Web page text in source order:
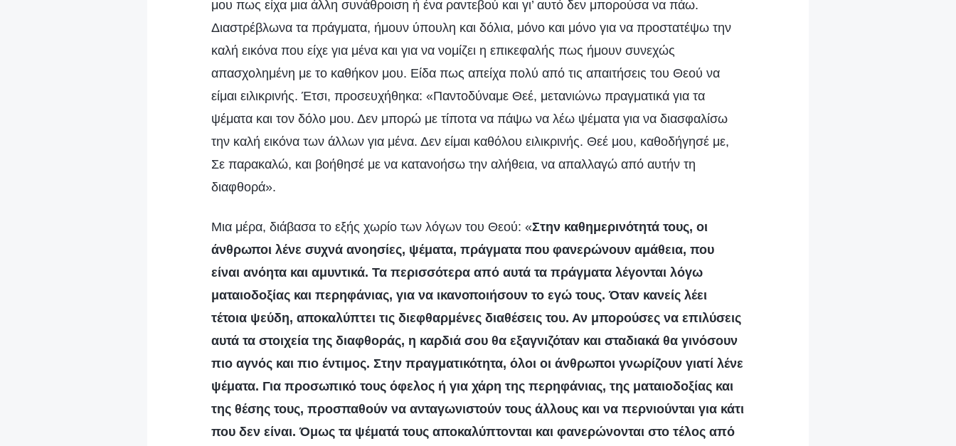
μου πως είχα μια άλλη συνάθροιση ή ένα ραντεβού και γι’ αυτό δεν μπορούσα να πάω.
Διαστρέβλωνα τα πράγματα, ήμουν ύπουλη και δόλια, μόνο και μόνο για να προστατέψω την
καλή εικόνα που είχε για μένα και για να νομίζει η επικεφαλής πως ήμουν συνεχώς
απασχολημένη με το καθήκον μου. Είδα πως απείχα πολύ από τις απαιτήσεις του Θεού να
είμαι ειλικρινής. Έτσι, προσευχήθηκα: «Παντοδύναμε Θεέ, μετανιώνω πραγματικά για τα
ψέματα και τον δόλο μου. Δεν μπορώ με τίποτα να πάψω να λέω ψέματα για να διασφαλίσω
την καλή εικόνα των άλλων για μένα. Δεν είμαι καθόλου ειλικρινής. Θεέ μου, καθοδήγησέ με,
Σε παρακαλώ, και βοήθησέ με να κατανοήσω την αλήθεια, να απαλλαγώ από αυτήν τη
διαφθορά».
Μια μέρα, διάβασα το εξής χωρίο των λόγων του Θεού: «Στην καθημερινότητά τους, οι
άνθρωποι λένε συχνά ανοησίες, ψέματα, πράγματα που φανερώνουν αμάθεια, που
είναι ανόητα και αμυντικά. Τα περισσότερα από αυτά τα πράγματα λέγονται λόγω
ματαιοδοξίας και περηφάνιας, για να ικανοποιήσουν το εγώ τους. Όταν κανείς λέει
τέτοια ψεύδη, αποκαλύπτει τις διεφθαρμένες διαθέσεις του. Αν μπορούσες να επιλύσεις
αυτά τα στοιχεία της διαφθοράς, η καρδιά σου θα εξαγνιζόταν και σταδιακά θα γινόσουν
πιο αγνός και πιο έντιμος. Στην πραγματικότητα, όλοι οι άνθρωποι γνωρίζουν γιατί λένε
ψέματα. Για προσωπικό τους όφελος ή για χάρη της περηφάνιας, της ματαιοδοξίας και
της θέσης τους, προσπαθούν να ανταγωνιστούν τους άλλους και να περνιούνται για κάτι
που δεν είναι. Όμως τα ψέματά τους αποκαλύπτονται και φανερώνονται στο τέλος από